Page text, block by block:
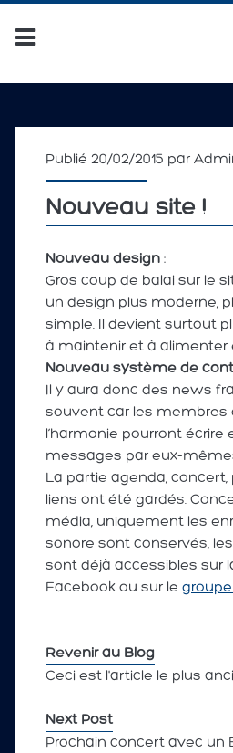
Publié 20/02/2015 par
Nouveau site !
Nouveau design:
Gros coup de balai sur le
un design plus moderne,
simple. Il devient surtout
à maintenir et à alimenter
Nouveau système de
Il y aura donc des news
souvent car les membres
l’harmonie pourront écrire
messages par eux-
La partie agenda,
liens ont été gardés.
média, uniquement les
sonore sont conservés,
sont déjà accessibles sur
Facebook ou sur le
Revenir au Blog
Ceci est l'article le plus
Next Post
Prochain concert avec un